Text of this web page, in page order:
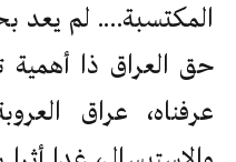
المكتسبة…. لم يعد
حق العراق ذا أهمية
عرفناه، عراق